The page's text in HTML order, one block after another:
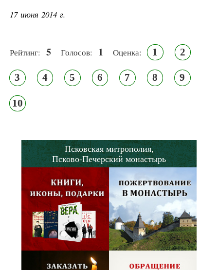
17 июня 2014 г.
Рейтинг: 5 Голосов: 1 Оценка: 1 2
3 4 5 6 7 8 9
10
Псковская митрополия,
Псково-Печерский монастырь